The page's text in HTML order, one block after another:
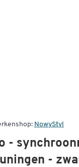
NowyStyl
-
-